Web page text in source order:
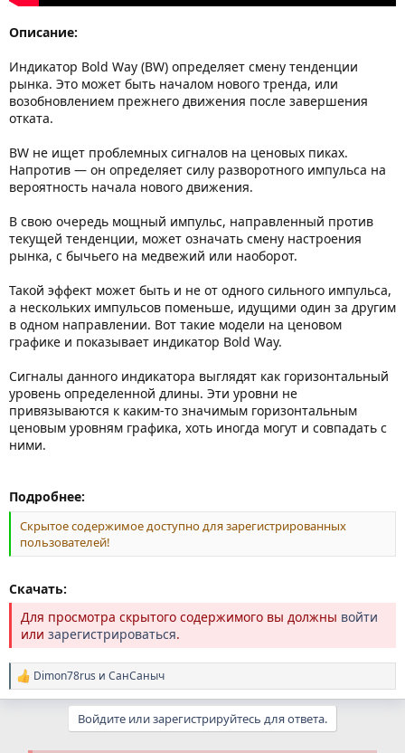
Описание:
Индикатор Bold Way (BW) определяет смену тенденции
рынка. Это может быть началом нового тренда, или
возобновлением прежнего движения после завершения
отката.
BW не ищет проблемных сигналов на ценовых пиках.
Напротив — он определяет силу разворотного импульса на
вероятность начала нового движения.
В свою очередь мощный импульс, направленный против
текущей тенденции, может означать смену настроения
рынка, с бычьего на медвежий или наоборот.
Такой эффект может быть и не от одного сильного импульса,
а нескольких импульсов поменьше, идущими один за другим
в одном направлении. Вот такие модели на ценовом
графике и показывает индикатор Bold Way.
Сигналы данного индикатора выглядят как горизонтальный
уровень определенной длины. Эти уровни не
привязываются к каким-то значимым горизонтальным
ценовым уровням графика, хоть иногда могут и совпадать с
ними.
Подробнее:
Скрытое содержимое доступно для зарегистрированных
пользователей!
Скачать:
Для просмотра скрытого содержимого вы должны войти
или зарегистрироваться.
Р
е
Dimon78rus и СанСаныч
Войдите или зарегистрируйтесь для ответа.